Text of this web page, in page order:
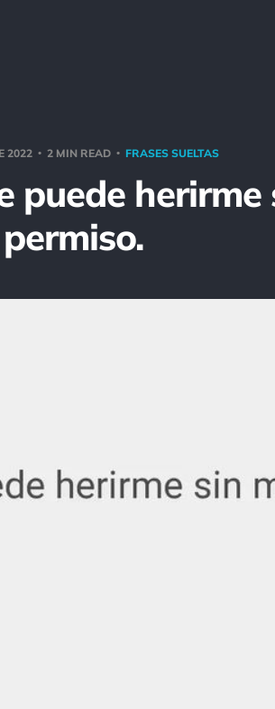
2022 2 MIN READ FRASES SUELTAS
puede herirme
permiso.